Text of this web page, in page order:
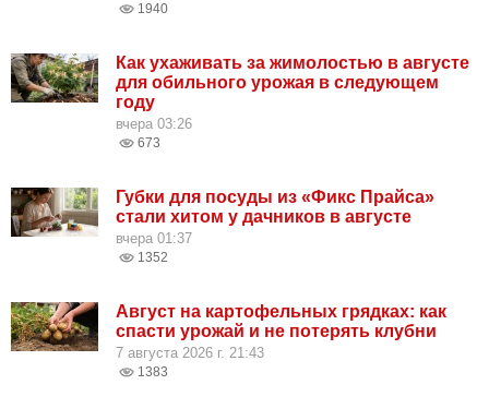
1940
Как ухаживать за жимолостью в августе
для обильного урожая в следующем
году
вчера 03:26
673
Губки для посуды из «Фикс Прайса»
стали хитом у дачников в августе
вчера 01:37
1352
Август на картофельных грядках: как
спасти урожай и не потерять клубни
7 августа 2026 г. 21:43
1383